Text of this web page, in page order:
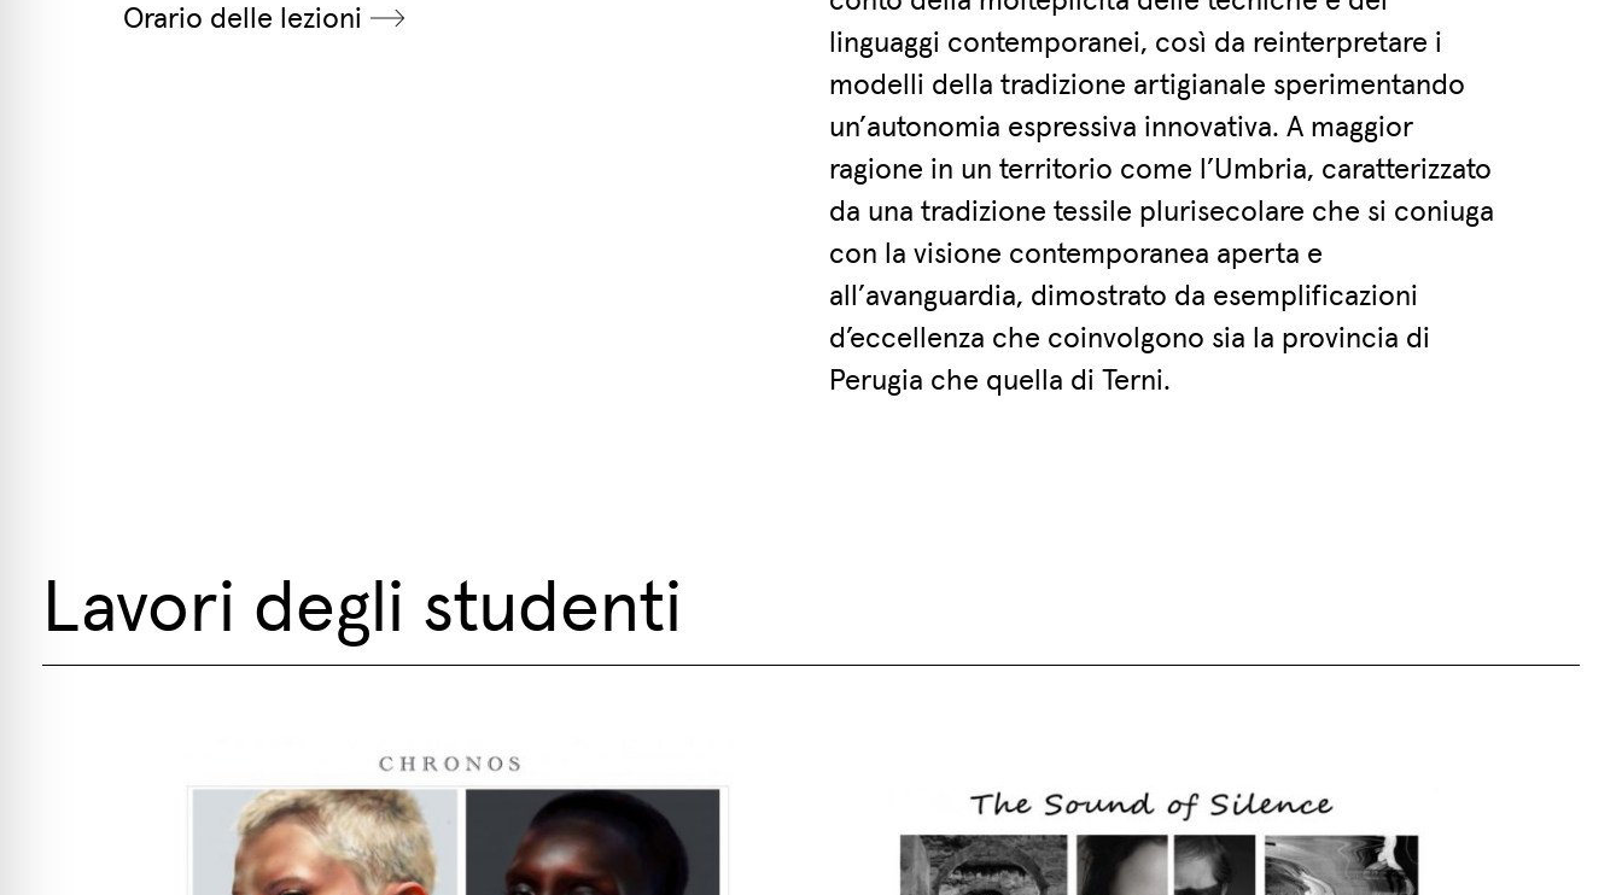
Orario delle lezioni
linguaggi contemporanei, così da reinterpretare i
modelli della tradizione artigianale sperimentando
un’autonomia espressiva innovativa. A maggior
ragione in un territorio come l’Umbria, caratterizzato
da una tradizione tessile plurisecolare che si coniuga
con la visione contemporanea aperta e
all’avanguardia, dimostrato da esemplificazioni
d’eccellenza che coinvolgono sia la provincia di
Perugia che quella di Terni.
Lavori degli studenti